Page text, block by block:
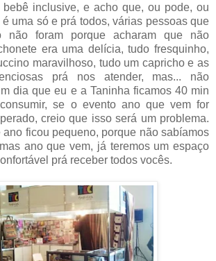
inclusive, e acho que, ou pode, ou
uma só e prá todos, várias pessoas que
não foram porque acharam que não
era uma delícia, tudo fresquinho,
maravilhoso, tudo um capricho e as
prá nos atender, mas... não
dia que eu e a Taninha ficamos 40 min
se o evento ano que vem for
creio que isso será um problema.
ano ficou pequeno, porque não sabíamos
ano que vem, já teremos um espaço
prá receber todos vocês.